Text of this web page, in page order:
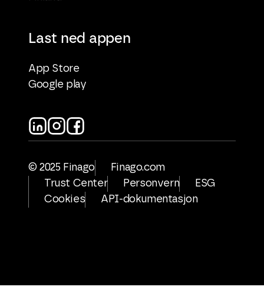
Last ned appen
App Store
Google play
© 2025 Finago
Finago.com
Trust Center
Personvern
ESG
Cookies
API-dokumentasjon